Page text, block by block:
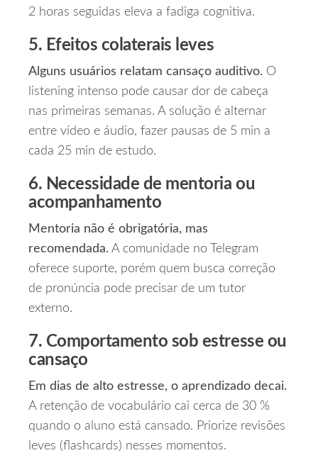
2 horas seguidas eleva a fadiga cognitiva.
5. Efeitos colaterais leves
Alguns usuários relatam cansaço auditivo. O
listening intenso pode causar dor de cabeça
nas primeiras semanas. A solução é alternar
entre vídeo e áudio, fazer pausas de 5 min a
cada 25 min de estudo.
6. Necessidade de mentoria ou
acompanhamento
Mentoria não é obrigatória, mas
recomendada. A comunidade no Telegram
oferece suporte, porém quem busca correção
de pronúncia pode precisar de um tutor
externo.
7. Comportamento sob estresse ou
cansaço
Em dias de alto estresse, o aprendizado decai.
A retenção de vocabulário cai cerca de 30 %
quando o aluno está cansado. Priorize revisões
leves (flashcards) nesses momentos.